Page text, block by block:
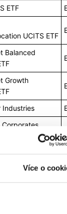
Více o
ETF
UCITS ETF
Balanced
Growth
Industries
Corporates
Sovereign Div 1-